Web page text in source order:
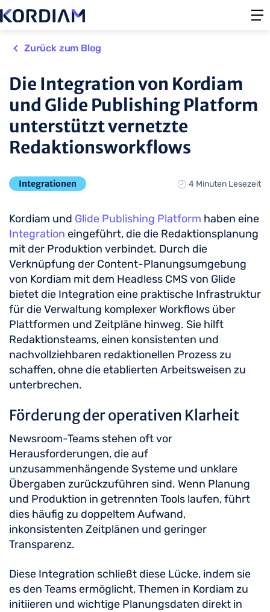
Zurück zum Blog
Die Integration von Kordiam
und Glide Publishing Platform
unterstützt vernetzte
Redaktionsworkflows
Integrationen 4 Minuten Lesezeit
Kordiam und Glide Publishing Platform haben eine
Integration eingeführt, die die Redaktionsplanung
mit der Produktion verbindet. Durch die
Verknüpfung der Content-Planungsumgebung
von Kordiam mit dem Headless CMS von Glide
bietet die Integration eine praktische Infrastruktur
für die Verwaltung komplexer Workflows über
Plattformen und Zeitpläne hinweg. Sie hilft
Redaktionsteams, einen konsistenten und
nachvollziehbaren redaktionellen Prozess zu
schaffen, ohne die etablierten Arbeitsweisen zu
unterbrechen.
Förderung der operativen Klarheit
Newsroom-Teams stehen oft vor
Herausforderungen, die auf
unzusammenhängende Systeme und unklare
Übergaben zurückzuführen sind. Wenn Planung
und Produktion in getrennten Tools laufen, führt
dies häufig zu doppeltem Aufwand,
inkonsistenten Zeitplänen und geringer
Transparenz.
Diese Integration schließt diese Lücke, indem sie
es den Teams ermöglicht, Themen in Kordiam zu
initiieren und wichtige Planungsdaten direkt in